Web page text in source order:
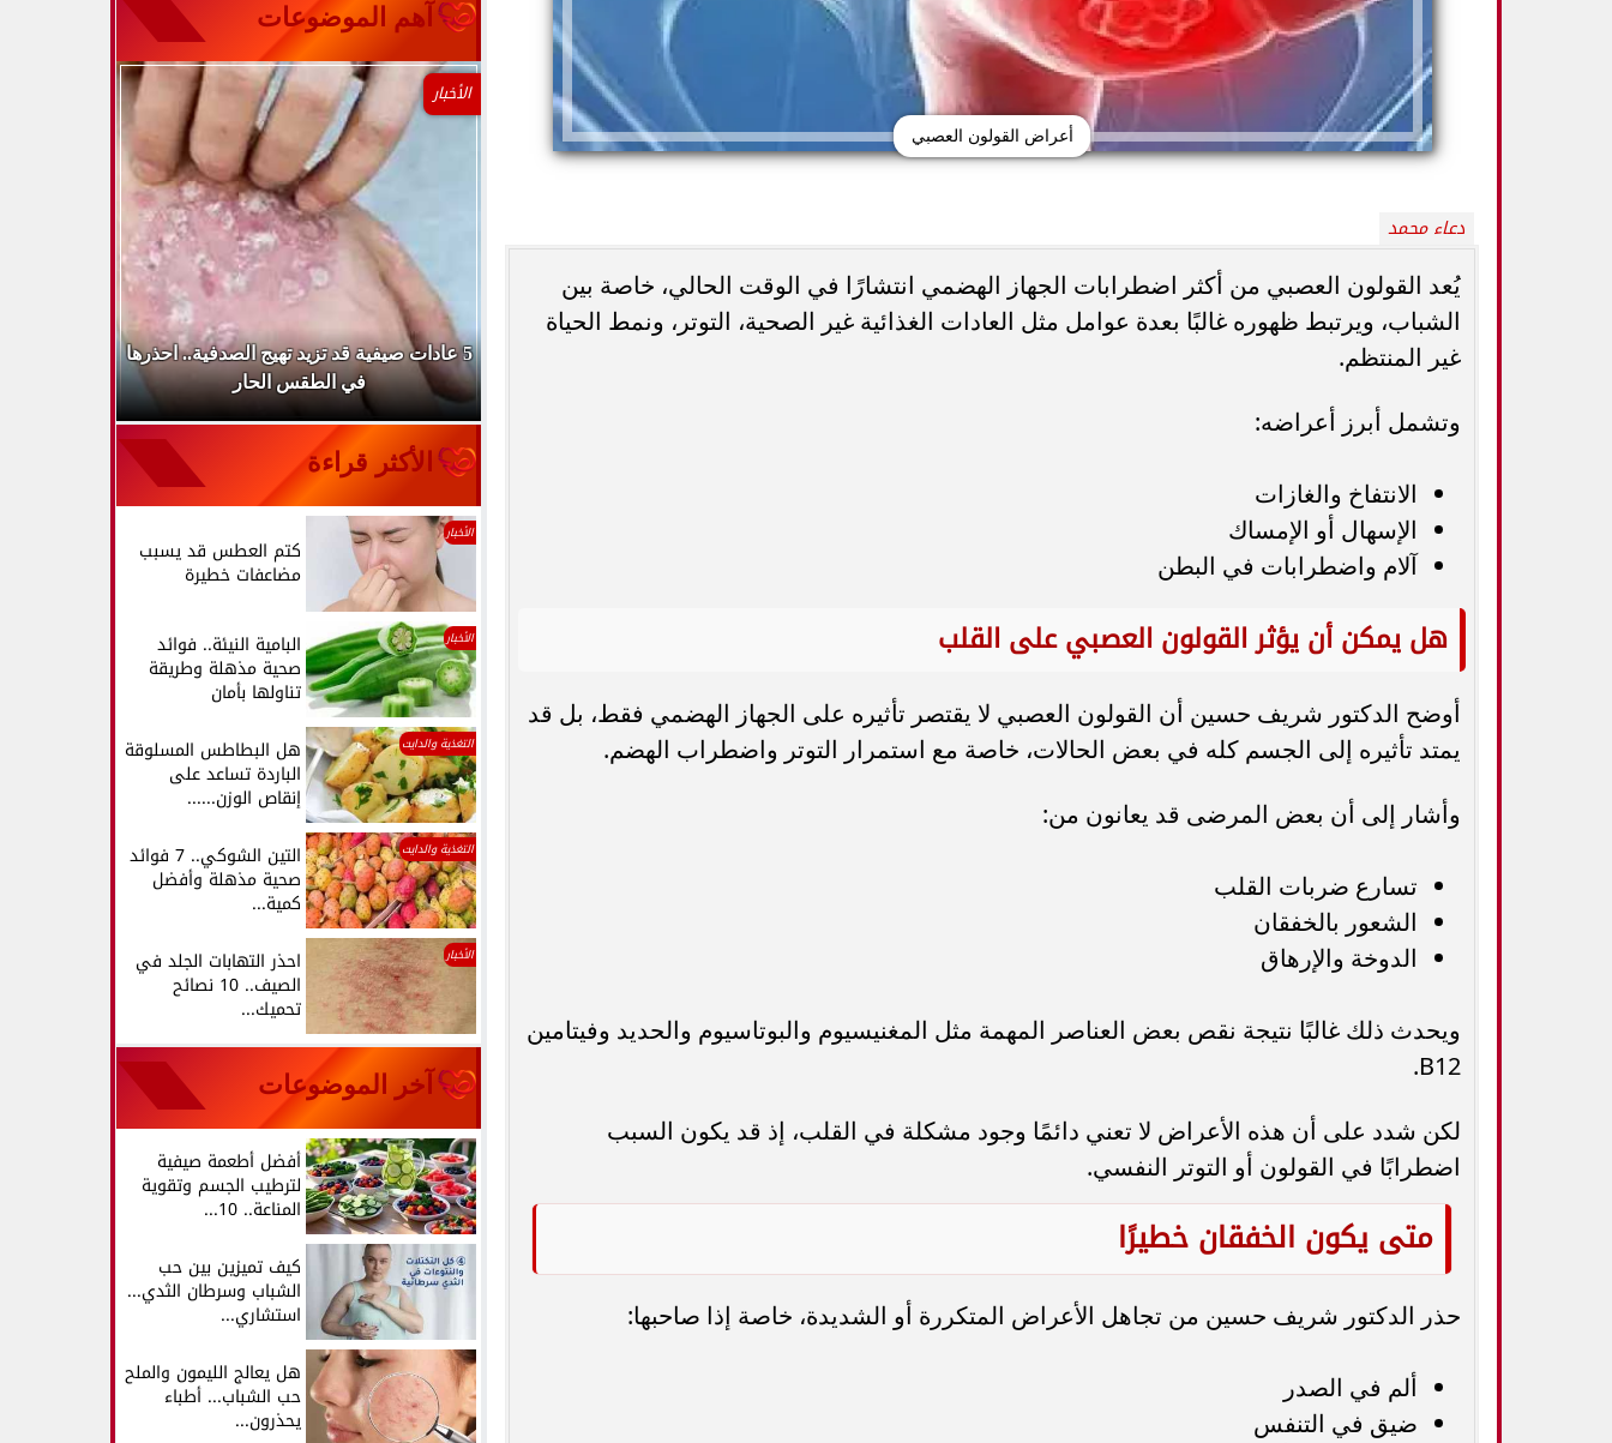
أعراض القولون العصبي
دعاء محمد
يُعد القولون العصبي من أكثر اضطرابات الجهاز الهضمي انتشارًا في الوقت الحالي، خاصة بين
الشباب، ويرتبط ظهوره غالبًا بعدة عوامل مثل العادات الغذائية غير الصحية، التوتر، ونمط الحياة
غير المنتظم.
وتشمل أبرز أعراضه:
الانتفاخ والغازات
الإسهال أو الإمساك
آلام واضطرابات في البطن
هل يمكن أن يؤثر القولون العصبي على القلب
أوضح الدكتور شريف حسين أن القولون العصبي لا يقتصر تأثيره على الجهاز الهضمي فقط، بل قد
يمتد تأثيره إلى الجسم كله في بعض الحالات، خاصة مع استمرار التوتر واضطراب الهضم.
وأشار إلى أن بعض المرضى قد يعانون من:
تسارع ضربات القلب
الشعور بالخفقان
الدوخة والإرهاق
ويحدث ذلك غالبًا نتيجة نقص بعض العناصر المهمة مثل المغنيسيوم والبوتاسيوم والحديد وفيتامين
B12.
لكن شدد على أن هذه الأعراض لا تعني دائمًا وجود مشكلة في القلب، إذ قد يكون السبب
اضطرابًا في القولون أو التوتر النفسي.
متى يكون الخفقان خطيرًا
حذر الدكتور شريف حسين من تجاهل الأعراض المتكررة أو الشديدة، خاصة إذا صاحبها:
ألم في الصدر
ضيق في التنفس
آهم الموضوعات
أفضل أطعمة صيفية لترطيب الجسم وتقوية
كيف تميزين بين حب الشباب وسرطان
الأخبار
5 عادات صيفية قد تزيد تهيج الصدفية.. احذرها
في الطقس الحار
الأكثر قراءة
الأخبار
كتم العطس قد يسبب
مضاعفات خطيرة
الأخبار البامية النيئة.. فوائد
صحية مذهلة وطريقة
تناولها بأمان
التغذية والدايت هل البطاطس المسلوقة
الباردة تساعد على
إنقاص الوزن......
التغذية والدايت التين الشوكي.. 7 فوائد
صحية مذهلة وأفضل
كمية...
الأخبار احذر التهابات الجلد في
الصيف.. 10 نصائح
تحميك...
آخر الموضوعات
أفضل أطعمة صيفية
لترطيب الجسم وتقوية
المناعة.. 10...
كيف تميزين بين حب
الشباب وسرطان الثدي...
استشاري...
هل يعالج الليمون والملح
حب الشباب... أطباء
يحذرون...